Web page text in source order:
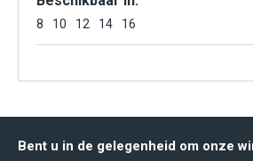
8 10 12 14 16
Bent u in de gelegenheid om onze